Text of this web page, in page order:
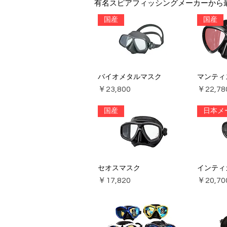
有名スピアフィッシングメーカーから
国産
バイオメタルマスク
価格
￥23,800
国産
マンティ
価格
￥
国産
セオスマスク
価格
￥17,820
日本メ
インティ
価格
￥